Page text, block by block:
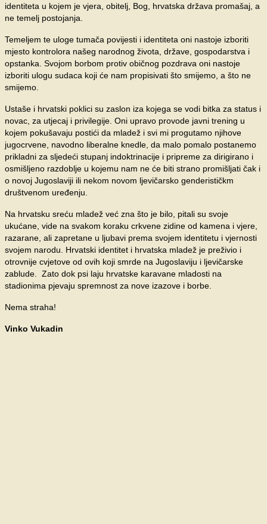
identiteta u kojem je vjera, obitelj, Bog, hrvatska država promašaj, a
ne temelj postojanja.
Temeljem te uloge tumača povijesti i identiteta oni nastoje izboriti
mjesto kontrolora našeg narodnog života, države, gospodarstva i
opstanka. Svojom borbom protiv običnog pozdrava oni nastoje
izboriti ulogu sudaca koji će nam propisivati što smijemo, a što ne
smijemo.
Ustaše i hrvatski poklici su zaslon iza kojega se vodi bitka za status i
novac, za utjecaj i privilegije. Oni upravo provode javni trening u
kojem pokušavaju postići da mladež i svi mi progutamo njihove
jugocrvene, navodno liberalne knedle, da malo pomalo postanemo
prikladni za sljedeći stupanj indoktrinacije i pripreme za dirigirano i
osmišljeno razdoblje u kojemu nam ne će biti strano promišljati čak i
o novoj Jugoslaviji ili nekom novom ljevičarsko genderističkm
društvenom uređenju.
Na hrvatsku sreću mladež već zna što je bilo, pitali su svoje
ukućane, vide na svakom koraku crkvene zidine od kamena i vjere,
razarane, ali zapretane u ljubavi prema svojem identitetu i vjernosti
svojem narodu. Hrvatski identitet i hrvatska mladež je preživio i
otrovnije cvjetove od ovih koji smrde na Jugoslaviju i ljevičarske
zablude. Zato dok psi laju hrvatske karavane mladosti na
stadionima pjevaju spremnost za nove izazove i borbe.
Nema straha!
Vinko Vukadin